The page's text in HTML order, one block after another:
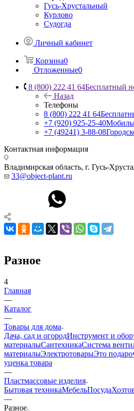
Гусь-Хрустальный
Курлово
Судогда
Личный кабинет
Корзина0
Отложенные0
8 (800) 222 41 64Бесплатный
Назад
Телефоны
8 (800) 222 41 64
+7 (920) 925-25-40
+7 (49241) 3-88-08
Контактная информация
Владимирская область, г. Гусь-
33@object-plant.ru
Разное
4
Главная
—
Каталог
—
Товары для дома
Дача, сад и огородИнструмент и
материалыСантехникаСистема
материалыЭлектротоварыЭто
уценка товара
—
Пластмассовые изделия
Бытовая техникаМебельПосуда
—
Разное